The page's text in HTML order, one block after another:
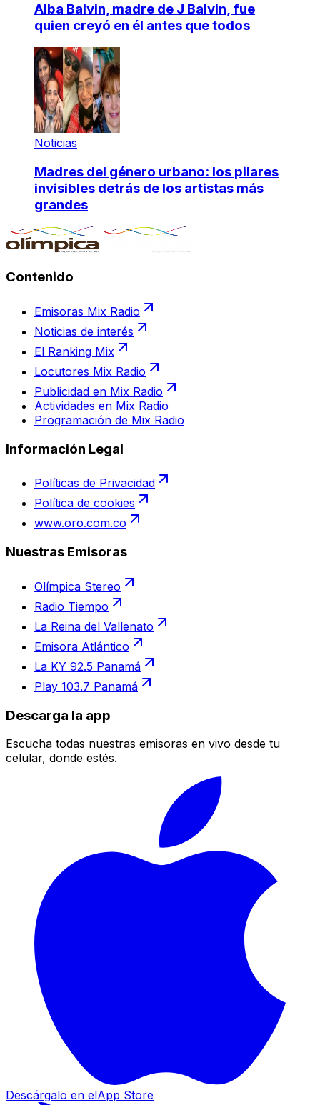
Alba Balvin, madre de J Balvin, fue
quien creyó en él antes que todos
Noticias
Madres del género urbano: los pilares
invisibles detrás de los artistas más
grandes
Contenido
Emisoras Mix Radio
Noticias de interés
El Ranking Mix
Locutores Mix Radio
Publicidad en Mix Radio
Actividades en Mix Radio
Programación de Mix Radio
Información Legal
Políticas de Privacidad
Política de cookies
www.oro.com.co
Nuestras Emisoras
Olímpica Stereo
Radio Tiempo
La Reina del Vallenato
Emisora Atlántico
La KY 92.5 Panamá
Play 103.7 Panamá
Descarga la app
Escucha todas nuestras emisoras en vivo desde tu
celular, donde estés.
Descárgalo en elApp Store